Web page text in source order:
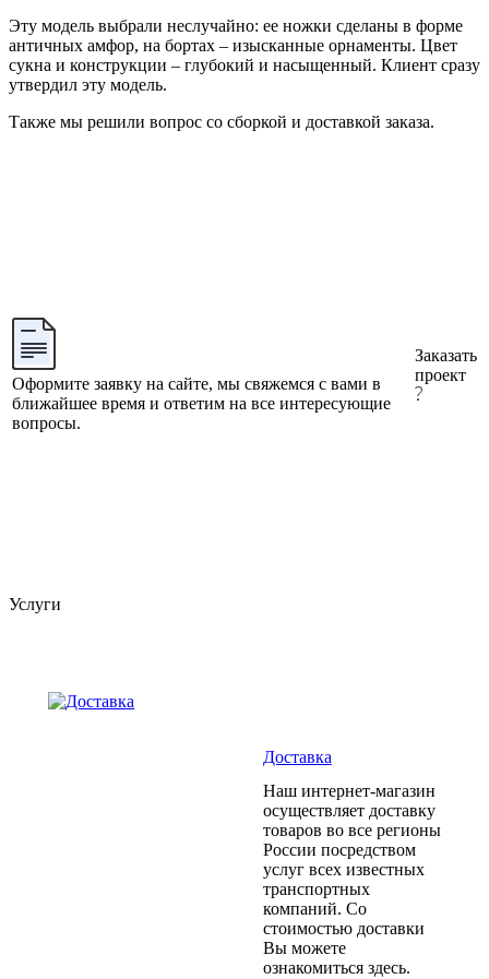
Эту модель выбрали неслучайно: ее ножки сделаны в форме
античных амфор, на бортах – изысканные орнаменты. Цвет
сукна и конструкции – глубокий и насыщенный. Клиент сразу
утвердил эту модель.
Также мы решили вопрос со сборкой и доставкой заказа.
Оформите заявку на сайте, мы свяжемся с вами в
ближайшее время и ответим на все интересующие
вопросы.
Заказать
проект
Услуги
Доставка
Наш интернет-магазин
осуществляет доставку
товаров во все регионы
России посредством
услуг всех известных
транспортных
компаний. Со
стоимостью доставки
Вы можете
ознакомиться здесь.